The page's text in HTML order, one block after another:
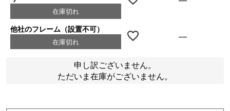
在庫切れ
他社のフレーム（設置不可）
在庫切れ —
申し訳ございません。
ただいま在庫がございません。